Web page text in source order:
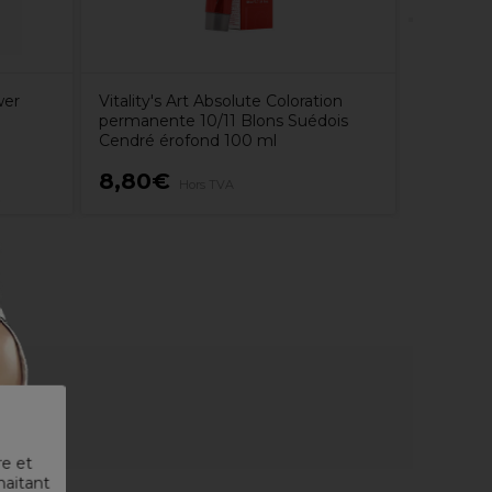
et
Vitality's Art Absolute Coloration
permanente 10/11 Blons Suédois
Cendré érofond 100 ml
8,80€